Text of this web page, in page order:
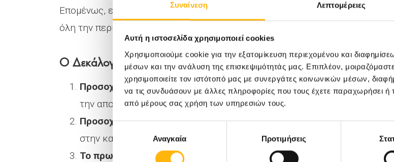
Συναίνεση Λεπτομέρειες
Αυτή η ιστοσελίδα χρησιμοποιεί cookies
Χρησιμοποιούμε cookie για την εξατομίκευση περιεχομένου και
μέσων και την ανάλυση της επισκεψιμότητάς μας. Επιπλέον,
χρησιμοποιείτε τον ιστότοπό μας με συνεργάτες κοινωνικών μέσων,
να τις συνδυάσουν με άλλες πληροφορίες που τους έχετε παραχωρήσει ή
από μέρους σας χρήση των υπηρεσιών τους.
Επιλογή
συγκατάθεσηςΑναγκαία Προτιμήσεις
Επομένως, είναι σημαντικό να ακολουθήσουμε ορισμένες βασικές συμβουλές
όλη την περίοδο αυτή.
Ο Δεκάλογος της νηστείας:
Προσοχή στην υπερκατανάλωση φαγητού : η νηστεία υπαγορεύει όχι
την αποχή από μεμονωμένα τρόφιμα, αλλά τη γενικότερη εγκράτειά μας.
Προσοχή στον τρόπο μαγειρέματος:μαγειρεύουμε στον ατμό, στο
στην κατσαρόλα και αποφεύγουμε το τηγάνι.
Το πρωινό έχει πρωταρχικό ρόλο στην καθημερινότητά μας:
οφείλει